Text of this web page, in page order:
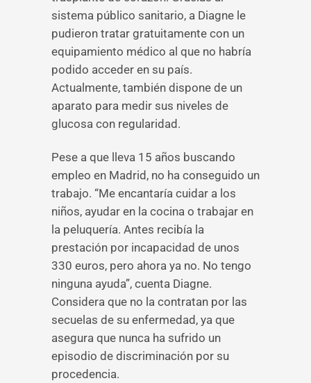
sistema público sanitario, a Diagne le
pudieron tratar gratuitamente con un
equipamiento médico al que no habría
podido acceder en su país.
Actualmente, también dispone de un
aparato para medir sus niveles de
glucosa con regularidad.
Pese a que lleva 15 años buscando
empleo en Madrid, no ha conseguido un
trabajo. “Me encantaría cuidar a los
niños, ayudar en la cocina o trabajar en
la peluquería. Antes recibía la
prestación por incapacidad de unos
330 euros, pero ahora ya no. No tengo
ninguna ayuda”, cuenta Diagne.
Considera que no la contratan por las
secuelas de su enfermedad, ya que
asegura que nunca ha sufrido un
episodio de discriminación por su
procedencia.